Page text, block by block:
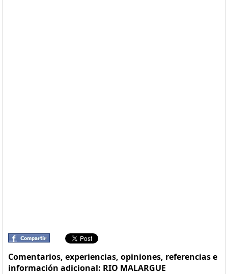
Comentarios, experiencias, opiniones, referencias e
información adicional: RIO MALARGUE